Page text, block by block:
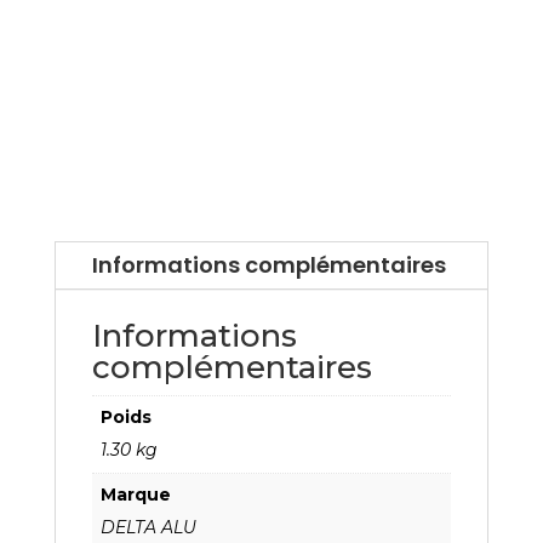
Informations complémentaires
Informations
complémentaires
Poids
1.30 kg
Marque
DELTA ALU